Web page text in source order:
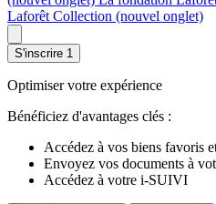
Laforêt Collection (nouvel onglet)
S'inscrire 1
Optimiser votre expérience
Bénéficiez d'avantages clés :
Accédez à vos biens favoris
Envoyez vos documents à
Accédez à votre i-SUIVI